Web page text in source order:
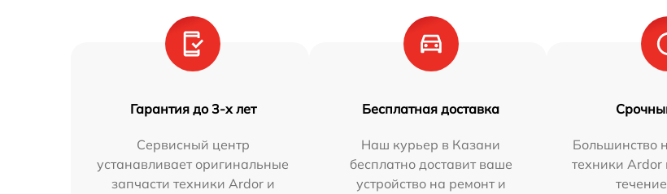
Гарантия до 3-х лет
Сервисный центр
устанавливает оригинальные
запчасти техники Ardor и
Бесплатная доставка
Наш курьер в Казани
бесплатно доставит ваше
устройство на ремонт и
Большинство
техники Ardor